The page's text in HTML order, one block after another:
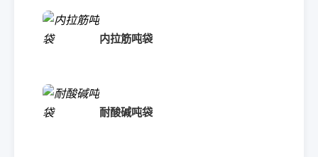
内拉筋吨袋
耐酸碱吨袋